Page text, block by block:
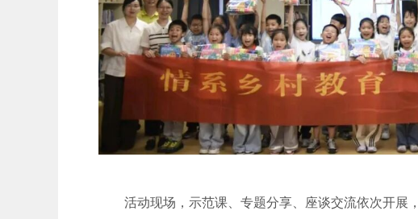
活动现场，示范课、专题分享、座谈交流依次开展